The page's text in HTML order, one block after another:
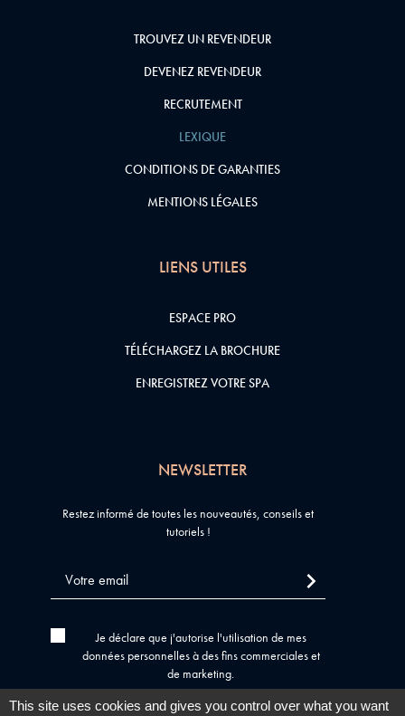
TROUVEZ UN REVENDEUR
DEVENEZ REVENDEUR
RECRUTEMENT
LEXIQUE
CONDITIONS DE GARANTIES
MENTIONS LÉGALES
LIENS UTILES
ESPACE PRO
TÉLÉCHARGEZ LA BROCHURE
ENREGISTREZ VOTRE SPA
NEWSLETTER
Restez informé de toutes les nouveautés, conseils et
tutoriels !
Je déclare que j'autorise l'utilisation de mes
données personnelles à des fins commerciales et
de marketing.
This site uses cookies and gives you control over what you want